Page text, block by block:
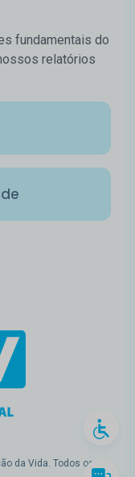
fundamentais do
relatórios
da Vida. Todos os